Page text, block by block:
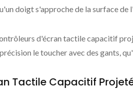
doigt s'approche de la surface
d'écran tactile capacitif
le toucher avec des gants,
Tactile Capacitif